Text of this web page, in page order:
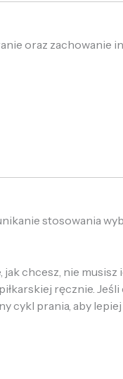
oraz zachowanie
stosowania
chcesz, nie
ręcznie.
cykl prania, aby